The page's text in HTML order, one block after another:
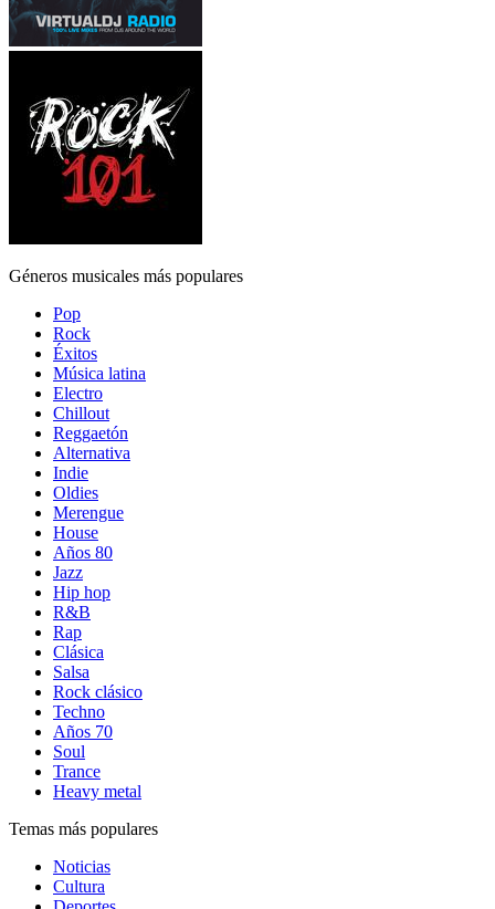
Géneros musicales más populares
Pop
Rock
Éxitos
Música latina
Electro
Chillout
Reggaetón
Alternativa
Indie
Oldies
Merengue
House
Años 80
Jazz
Hip hop
R&B
Rap
Clásica
Salsa
Rock clásico
Techno
Años 70
Soul
Trance
Heavy metal
Temas más populares
Noticias
Cultura